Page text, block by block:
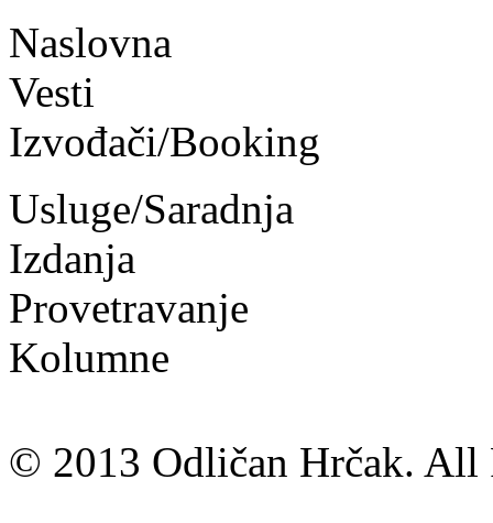
Naslovna
Vesti
Izvođači/Booking
Usluge/Saradnja
Izdanja
Provetravanje
Kolumne
© 2013 Odličan Hrčak. All